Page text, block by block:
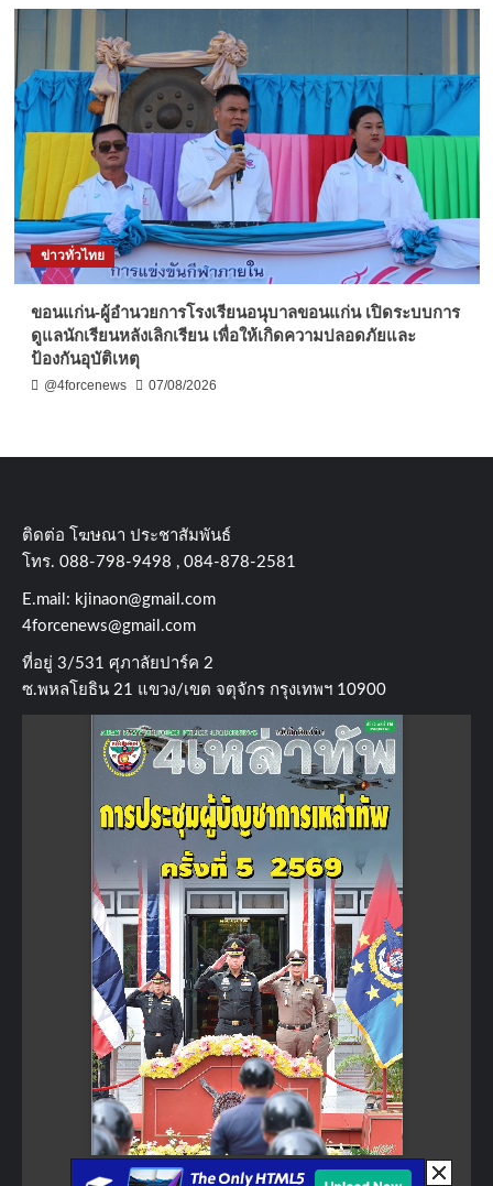
ข่าวทั่วไทย
ขอนแก่น-ผู้อำนวยการโรงเรียนอนุบาลขอนแก่น เปิดระบบการ
ดูแลนักเรียนหลังเลิกเรียน เพื่อให้เกิดความปลอดภัยและ
ป้องกันอุบัติเหตุ
@4forcenews 07/08/2026
ติดต่อ​ โฆษณา​ ประชาสัมพันธ์
โทร​. 088-798-9498 , 084-878-2581
E.mail: kjinaon@gmail.com
4forcenews@gmail.com
ที่อยู่​ 3/531​ ศุภาลัยปาร์ค​ 2
ซ.พหลโยธิน​ 21​ แขวง/เขต​ จตุจักร​ กรุงเทพฯ 10900